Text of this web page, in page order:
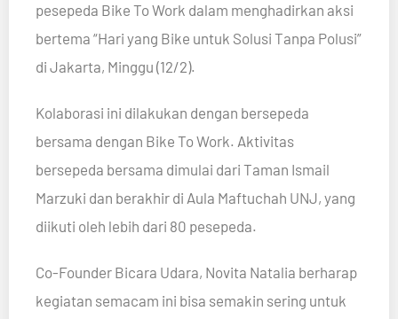
pesepeda Bike To Work dalam menghadirkan aksi
bertema “Hari yang Bike untuk Solusi Tanpa Polusi”
di Jakarta, Minggu (12/2).
Kolaborasi ini dilakukan dengan bersepeda
bersama dengan Bike To Work. Aktivitas
bersepeda bersama dimulai dari Taman Ismail
Marzuki dan berakhir di Aula Maftuchah UNJ, yang
diikuti oleh lebih dari 80 pesepeda.
Co-Founder Bicara Udara, Novita Natalia berharap
kegiatan semacam ini bisa semakin sering untuk